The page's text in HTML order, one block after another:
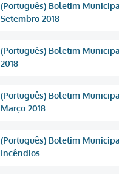
(Português) Boletim
Setembro 2018
(Português) Boletim
2018
(Português) Boletim
Março 2018
(Português) Boletim
Incêndios